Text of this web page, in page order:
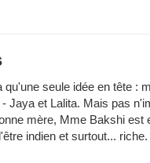
qu'une seule idée en tête :
Jaya et Lalita. Mais pas
mère, Mme Bakshi est
indien et surtout... riche.